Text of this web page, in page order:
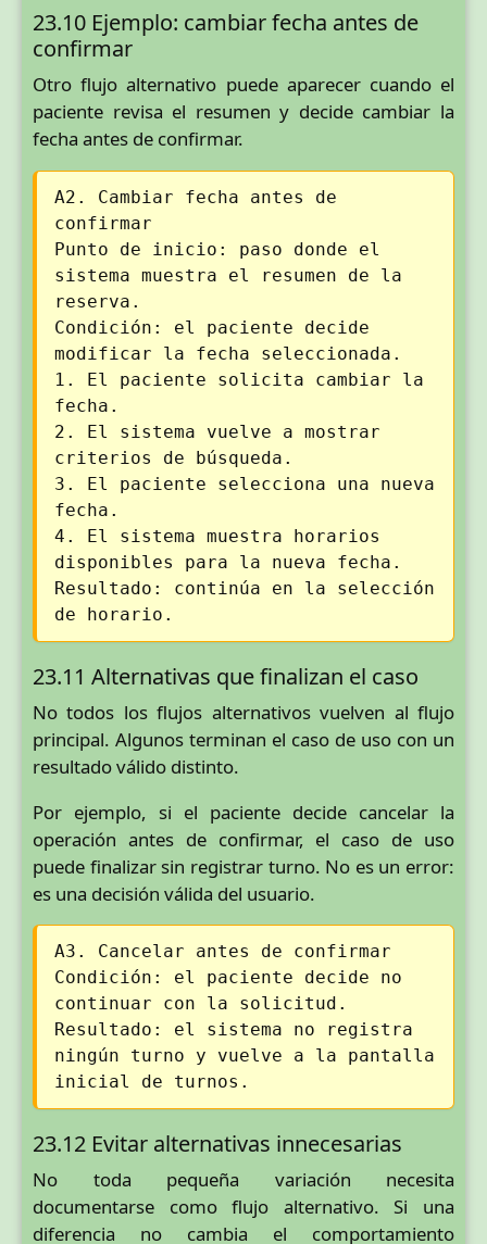
23.10 Ejemplo: cambiar fecha antes de
confirmar
Otro flujo alternativo puede aparecer cuando el
paciente revisa el resumen y decide cambiar la
fecha antes de confirmar.
A2. Cambiar fecha antes de
confirmar
Punto de inicio: paso donde el
sistema muestra el resumen de la
reserva.
Condición: el paciente decide
modificar la fecha seleccionada.
1. El paciente solicita cambiar la
fecha.
2. El sistema vuelve a mostrar
criterios de búsqueda.
3. El paciente selecciona una nueva
fecha.
4. El sistema muestra horarios
disponibles para la nueva fecha.
Resultado: continúa en la selección
de horario.
23.11 Alternativas que finalizan el caso
No todos los flujos alternativos vuelven al flujo
principal. Algunos terminan el caso de uso con un
resultado válido distinto.
Por ejemplo, si el paciente decide cancelar la
operación antes de confirmar, el caso de uso
puede finalizar sin registrar turno. No es un error:
es una decisión válida del usuario.
A3. Cancelar antes de confirmar
Condición: el paciente decide no
continuar con la solicitud.
Resultado: el sistema no registra
ningún turno y vuelve a la pantalla
inicial de turnos.
23.12 Evitar alternativas innecesarias
No toda pequeña variación necesita
documentarse como flujo alternativo. Si una
diferencia no cambia el comportamiento